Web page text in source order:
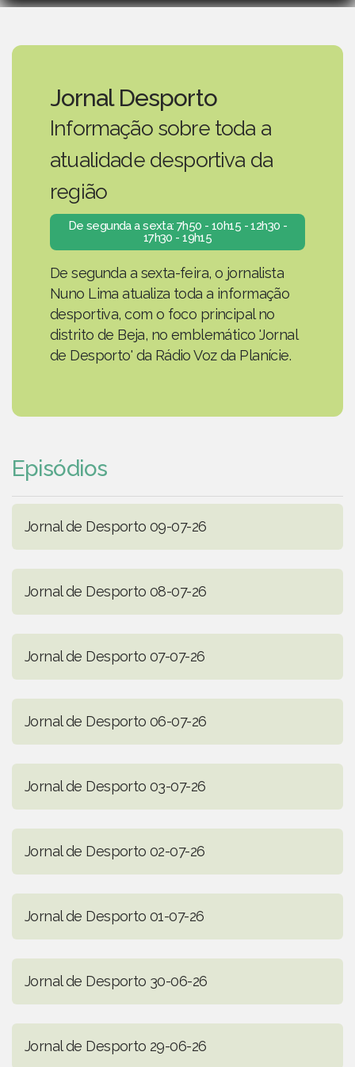
Jornal Desporto
Informação sobre toda a
atualidade desportiva da
região
De segunda a sexta: 7h50 - 10h15 - 12h30 -
17h30 - 19h15
De segunda a sexta-feira, o jornalista
Nuno Lima atualiza toda a informação
desportiva, com o foco principal no
distrito de Beja, no emblemático 'Jornal
de Desporto' da Rádio Voz da Planície.
Episódios
Jornal de Desporto 09-07-26
Jornal de Desporto 08-07-26
Jornal de Desporto 07-07-26
Jornal de Desporto 06-07-26
Jornal de Desporto 03-07-26
Jornal de Desporto 02-07-26
Jornal de Desporto 01-07-26
Jornal de Desporto 30-06-26
Jornal de Desporto 29-06-26